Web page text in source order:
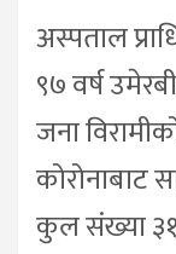
अस्पताल
९७ वर्ष
जना
कोरोनाबाट
कुल संख्या